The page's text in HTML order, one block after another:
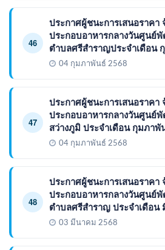
46
ประกาศผู้ชนะการเสนอราคา
ประกอบอาหารกลางวันศูนย์
ตำบลศรีสำราญประจำเดือน
04 กุมภาพันธ์ 2568
47
ประกาศผู้ชนะการเสนอราคา
ประกอบอาหารกลางวันศูนย์
สว่างภูมิ ประจำเดือน กุมภาพั
04 กุมภาพันธ์ 2568
48
ประกาศผู้ชนะการเสนอราคา
ประกอบอาหารกลางวันศูนย์
ตำบลศรีสำราญ ประจำเดือน
03 มีนาคม 2568